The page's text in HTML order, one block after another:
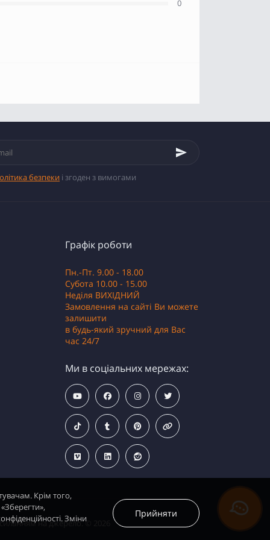
0
безпеки і згоден з вимогами
Графік роботи
Пн.-Пт. 9.00 - 18.00
Субота 10.00 - 15.00
Неділя ВИХІДНИЙ
Замовлення на сайті Ви можете
залишити
в будь-який зручний для Вас
час 24/7
Ми в соціальних мережах:
на джерело. © 2026
Крім того,
Зміни
Прийняти